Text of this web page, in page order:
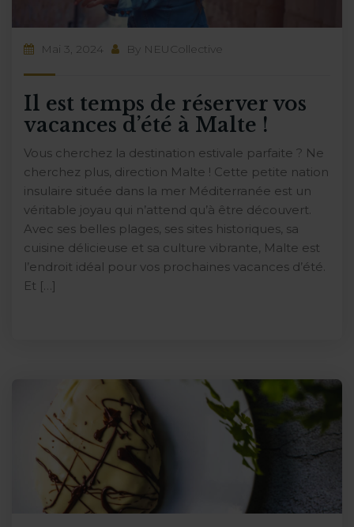
Mai 3, 2024 By NEUCollective
Il est temps de réserver vos
vacances d’été à Malte !
Vous cherchez la destination estivale parfaite ? Ne
cherchez plus, direction Malte ! Cette petite nation
insulaire située dans la mer Méditerranée est un
véritable joyau qui n’attend qu’à être découvert.
Avec ses belles plages, ses sites historiques, sa
cuisine délicieuse et sa culture vibrante, Malte est
l’endroit idéal pour vos prochaines vacances d’été.
Et […]